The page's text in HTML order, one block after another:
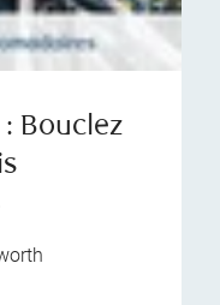
Bouclez